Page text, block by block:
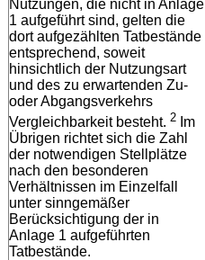
Nutzungen, die nicht in Anlage
1 aufgeführt sind, gelten die
dort aufgezählten Tatbestände
entsprechend, soweit
hinsichtlich der Nutzungsart
und des zu erwartenden Zu-
oder Abgangsverkehrs
Vergleichbarkeit besteht. 2 Im
Übrigen richtet sich die Zahl
der notwendigen Stellplätze
nach den besonderen
Verhältnissen im Einzelfall
unter sinngemäßer
Berücksichtigung der in
Anlage 1 aufgeführten
Tatbestände.